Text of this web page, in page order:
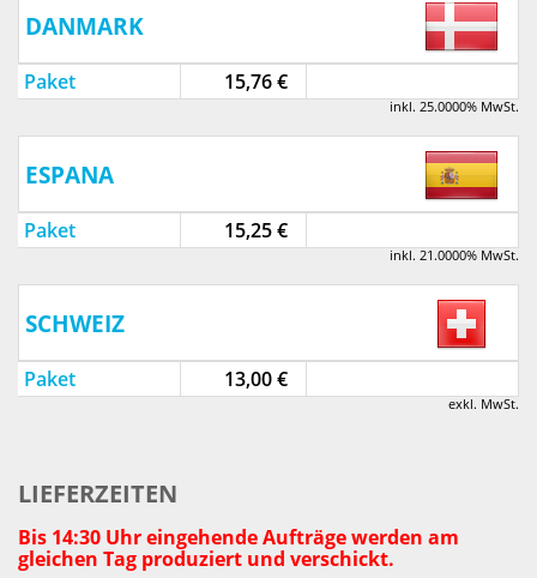
DANMARK
Paket 15,76 €
inkl. 25.0000% MwSt.
ESPANA
Paket 15,25 €
inkl. 21.0000% MwSt.
SCHWEIZ
Paket 13,00 €
exkl. MwSt.
LIEFERZEITEN
Bis 14:30 Uhr eingehende Aufträge werden am
gleichen Tag produziert und verschickt.